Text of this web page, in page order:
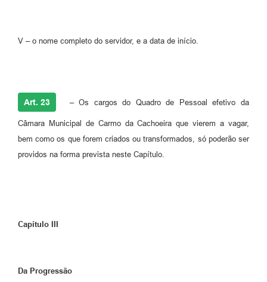
V – o nome completo do servidor, e a data de início.
Art. 23 – Os cargos do Quadro de Pessoal efetivo da
Câmara Municipal de Carmo da Cachoeira que vierem a vagar,
bem como os que forem criados ou transformados, só poderão ser
providos na forma prevista neste Capítulo.
Capítulo III
Da Progressão